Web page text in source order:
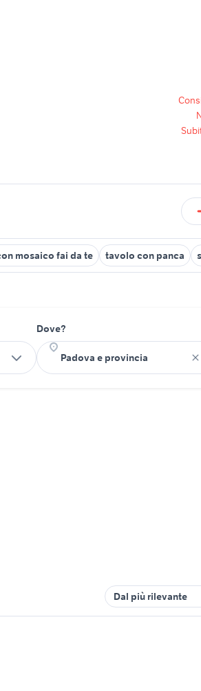
mosaico fai da te tavolo con panca
Dove?
Dal più rilevante